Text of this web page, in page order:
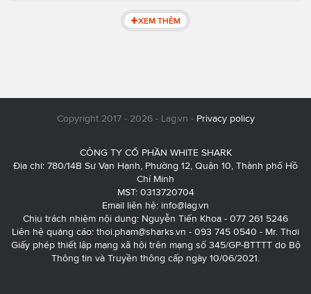
XEM THÊM
Copyright 2017 - 2026 - Lag.vn - Privacy policy
CÔNG TY CỔ PHẦN WHITE SHARK
Địa chỉ: 780/14B Sư Vạn Hạnh, Phường 12, Quận 10, Thành phố Hồ
Chí Minh
MST: 0313720704
Email liên hệ: info@lag.vn
Chịu trách nhiệm nội dung: Nguyễn Tiến Khoa - 077 261 5246
Liên hệ quảng cáo: thoi.pham@sharks.vn - 093 745 0540 - Mr. Thơi
Giấy phép thiết lập mạng xã hội trên mạng số 345/GP-BTTTT do Bộ
Thông tin và Truyền thông cấp ngày 10/06/2021.